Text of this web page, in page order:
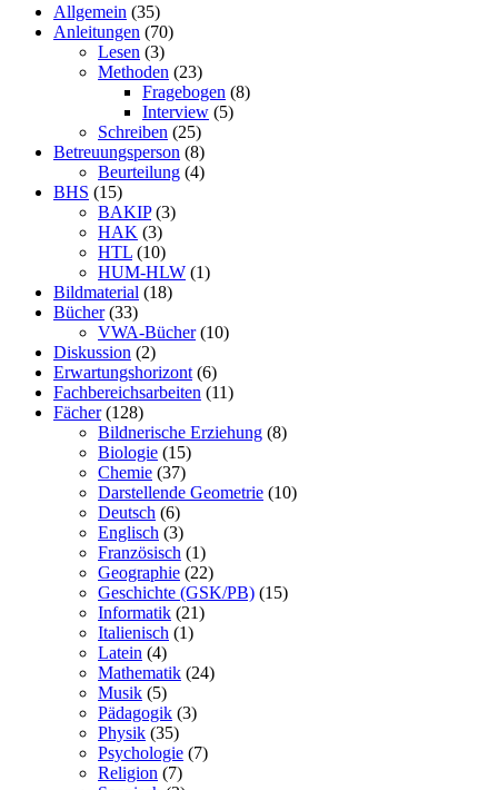
Allgemein (35)
Anleitungen (70)
Lesen (3)
Methoden (23)
Fragebogen (8)
Interview (5)
Schreiben (25)
Betreuungsperson (8)
Beurteilung (4)
BHS (15)
BAKIP(3)
HAK (3)
HTL (10)
HUM-HLW (1)
Bildmaterial (18)
Bücher(33)
VWA-Bücher(10)
Diskussion (2)
Erwartungshorizont (6)
Fachbereichsarbeiten (11)
Fächer(128)
Bildnerische Erziehung (8)
Biologie (15)
Chemie (37)
Darstellende Geometrie (10)
Deutsch (6)
Englisch (3)
Französisch (1)
Geographie (22)
Geschichte (GSK/PB) (15)
Informatik (21)
Italienisch (1)
Latein (4)
Mathematik (24)
Musik (5)
Pädagogik (3)
Physik (35)
Psychologie (7)
Religion (7)